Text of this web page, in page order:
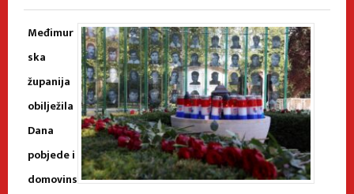
Međimur
ska
županija
obilježila
Dana
pobjede i
domovins